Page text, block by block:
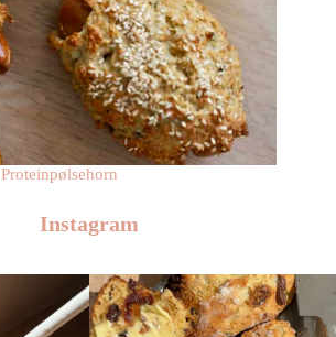
Proteinpølsehorn
Instagram